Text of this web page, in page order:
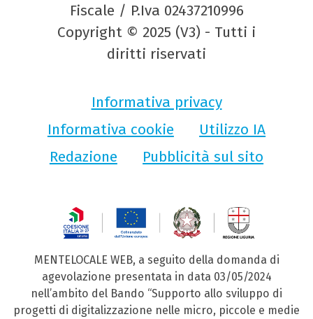
Fiscale / P.Iva 02437210996
Copyright © 2025 (V3) - Tutti i
diritti riservati
Informativa privacy
Informativa cookie
Utilizzo IA
Redazione
Pubblicità sul sito
MENTELOCALE WEB, a seguito della domanda di
agevolazione presentata in data 03/05/2024
nell’ambito del Bando “Supporto allo sviluppo di
progetti di digitalizzazione nelle micro, piccole e medie